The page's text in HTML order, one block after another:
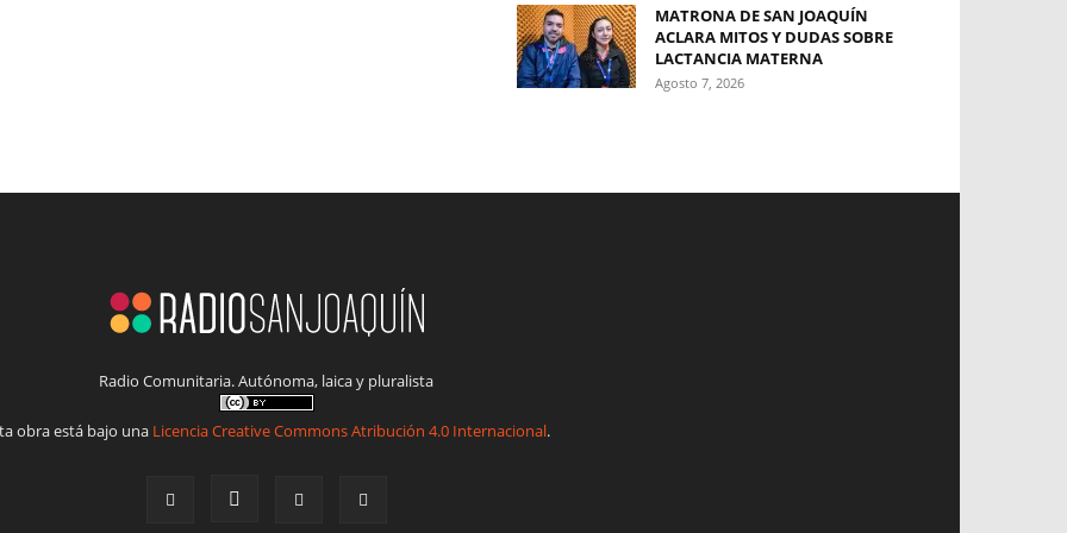
MATRONA DE SAN JOAQUÍN
ACLARA MITOS Y DUDAS SOBRE
LACTANCIA MATERNA
Agosto 7, 2026
Radio Comunitaria. Autónoma, laica y pluralista
obra está bajo una Licencia Creative Commons Atribución 4.0 Internacional.